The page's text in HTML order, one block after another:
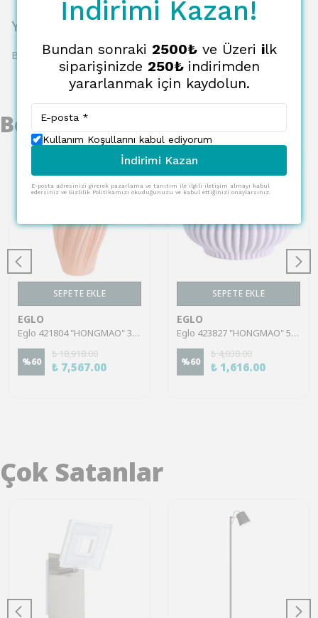
Yorumlar
Bu ürün için henüz yorum yapılmamış.
Benzer Ürünler
SEPETE EKLE
EGLO
Eglo 421804 "HONGMAO" 35 Cm Yüksekliğinde 20,5 Cm Çapında Turuncu Renginde Seramik Vazo
%60
₺ 18,918.00
₺ 7,567.00
SEPETE EKLE
EGLO
Eglo 423827 "HONGMAO" 5 Cm Yüksekliğinde 8 Cm Çapında Lila Renginde Seramik Vazo
%60
₺ 4,038.00
₺ 1,616.00
Çok Satanlar
İndirimi Kazan!
Bundan sonraki 2500₺ve Üzeri ilk
siparişinizde 250₺ indirimden
yararlanmak için kaydolun.
Kullanım Koşullarını kabul ediyorum
İndirimi Kazan
E-posta adresinizi girerek pazarlama ve tanıtım ile ilgili iletişim almayı kabul
edersiniz ve Gizlilik Politikamızı okuduğunuzu ve kabul ettiğinizi onaylarsınız.